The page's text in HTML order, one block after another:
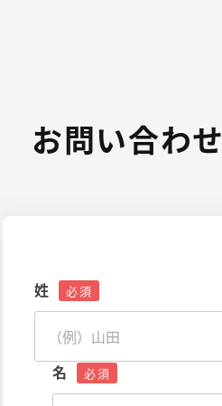
お問い合わせ
姓
名